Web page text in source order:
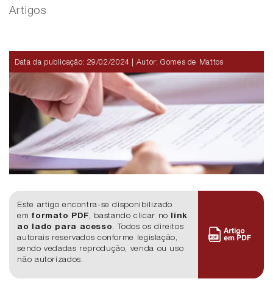
Artigos
Data da publicação: 29/02/2024 | Autor: Gomes de Mattos
Este artigo encontra-se disponibilizado
emformato PDF, bastando clicar no link
ao lado para acesso. Todos os direitos
autorais reservados conforme legislação,
sendo vedadas reprodução, venda ou uso
não autorizados.